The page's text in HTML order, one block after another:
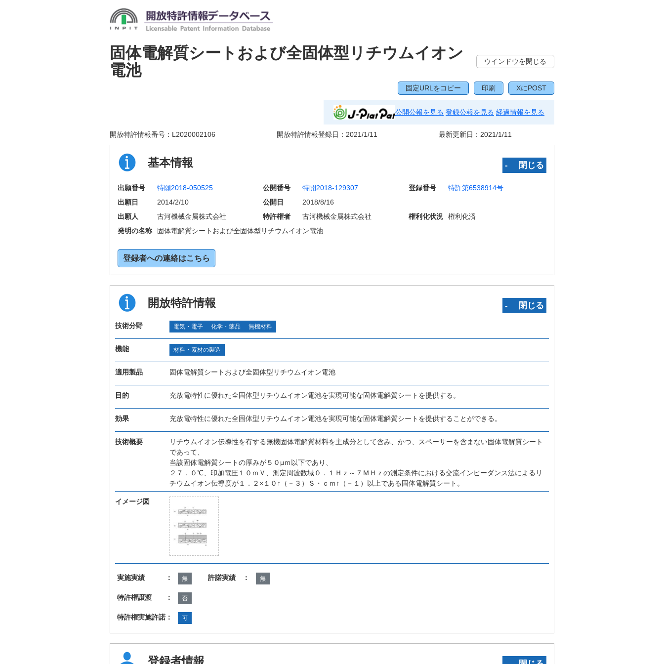
固体電解質シートおよび全固体型リチウムイオン
電池
ウインドウを閉じる
固定URLをコピー 印刷 XにPOST
公開公報を見る 登録公報を見る 経過情報を見る
開放特許情報番号： L2020002106 開放特許情報登録日： 2021/1/11 最新更新日： 2021/1/11
基本情報 ‐ 閉じる
出願番号 特願2018-050525 公開番号 特開2018-129307 登録番号
特許第6538914号
出願日
2014/2/10 公開日
2018/8/16
出願人
古河機械金属株式会社 特許権者 古河機械金属株式会社 権利化状況
権利化済
発明の名称
固体電解質シートおよび全固体型リチウムイオン電池
登録者への連絡はこちら
開放特許情報 ‐ 閉じる
技術分野 電気・電子 化学・薬品 無機材料
機能 材料・素材の製造
適用製品 固体電解質シートおよび全固体型リチウムイオン電池
目的 充放電特性に優れた全固体型リチウムイオン電池を実現可能な固体電解質シートを提供する。
効果 充放電特性に優れた全固体型リチウムイオン電池を実現可能な固体電解質シートを提供することができる。
技術概要
リチウムイオン伝導性を有する無機固体電解質材料を主成分として含み、かつ、スペーサーを含まない固体電解質シート
であって、
当該固体電解質シートの厚みが５０μｍ以下であり、
２７．０℃、印加電圧１０ｍＶ、測定周波数域０．１Ｈｚ～７ＭＨｚの測定条件における交流インピーダンス法によるリ
チウムイオン伝導度が１．２×１０↑（－３）Ｓ・ｃｍ↑（－１）以上である固体電解質シート。
イメージ図
実施実績 ： 無 許諾実績 ： 無
特許権譲渡 ： 否
特許権実施許諾： 可
登録者情報